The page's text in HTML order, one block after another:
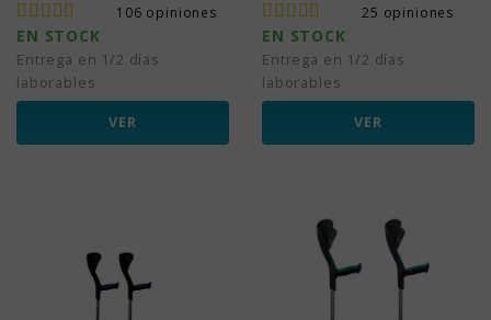
106 opiniones
EN STOCK
Entrega en 1/2 días
laborables
VER
25 opiniones
EN STOCK
Entrega en 1/2 días
laborables
VER